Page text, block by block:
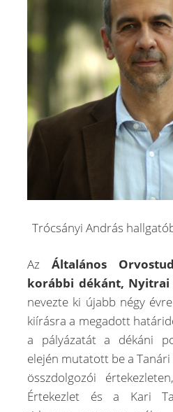
Trócsányi András
Az Általános
korábbi dékánt,
nevezte ki újabb négy
kiírásra a megadott
a pályázatát a dékáni
elején mutatott be a
összdolgozói
Értekezlet és a Kari